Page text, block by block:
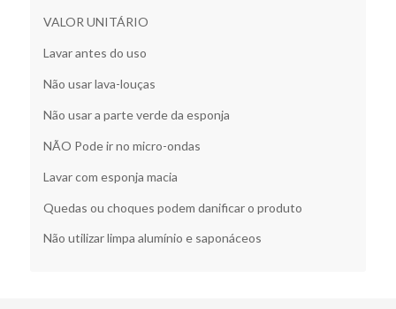
VALOR UNITÁRIO
Lavar antes do uso
Não usar lava-louças
Não usar a parte verde da esponja
NÃO Pode ir no micro-ondas
Lavar com esponja macia
Quedas ou choques podem danificar o produto
Não utilizar limpa alumínio e saponáceos